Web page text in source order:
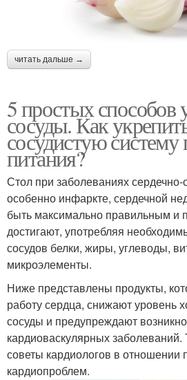
читать дальше →
5 простых способов
сосуды. Как
сосудистую
питания?
Стол при заболеваниях
особенно инфаркте, сердечной
быть максимально правильным и
достигают, употребляя
сосудов белки, жиры, углеводы,
микроэлементы.
Ниже представлены продукты,
работу сердца, снижают уровень
сосуды и предупреждают
кардиоваскулярных
советы кардиологов в отношении
кардиопроблем.